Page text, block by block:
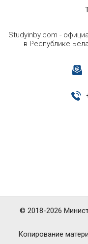
Studyinby.com -
в Республике
Копирование
© 2018-2026